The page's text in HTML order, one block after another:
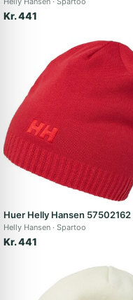
Kr. 441
Huer Helly Hansen 57502162
Helly Hansen Spartoo
Kr. 441